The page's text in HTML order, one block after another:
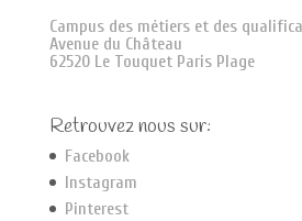
Campus des métiers et des
Avenue du Château
62520 Le Touquet Paris Plage
Retrouvez nous sur:
Facebook
Instagram
Pinterest